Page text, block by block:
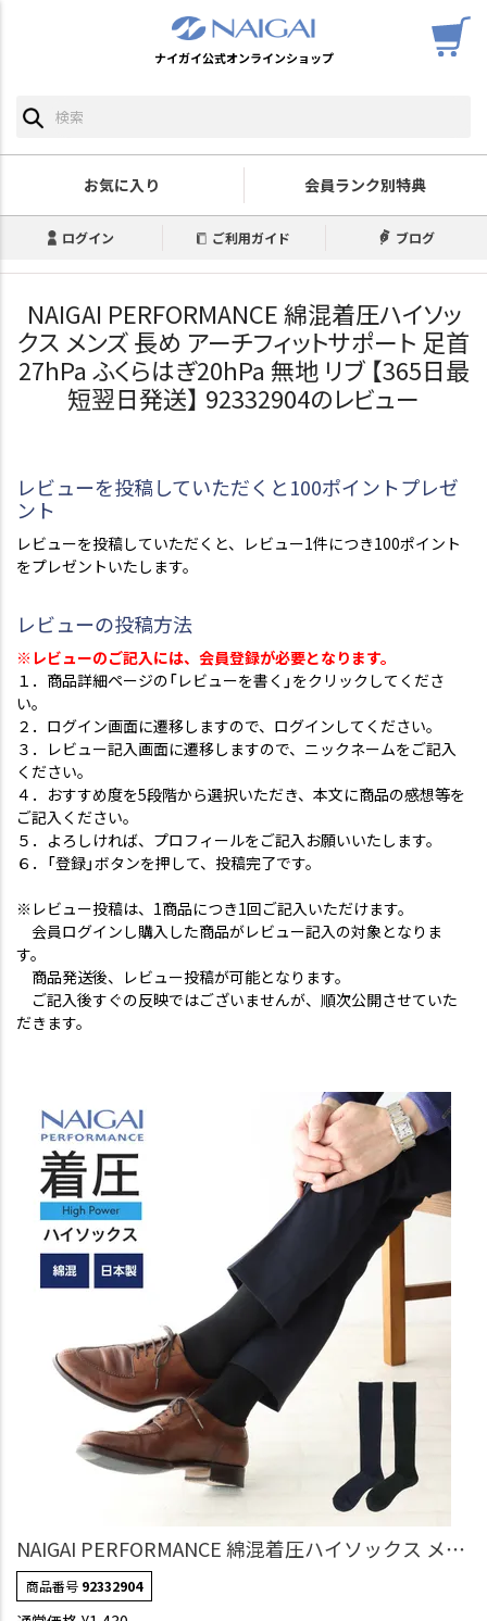
ナイガイ公式オンラインショップ
お気に入り 会員ランク別特典
ログイン ご利用ガイド ブログ
NAIGAI PERFORMANCE 綿混着圧ハイソッ
クス メンズ 長め アーチフィットサポート 足首
27hPa ふくらはぎ20hPa 無地 リブ 【365日最
短翌日発送】 92332904のレビュー
レビューを投稿していただくと100ポイントプレゼ
ント
レビューを投稿していただくと、レビュー1件につき100ポイント
をプレゼントいたします。
レビューの投稿方法
※レビューのご記入には、会員登録が必要となります。
１．商品詳細ページの「レビューを書く」をクリックしてくださ
い。
２．ログイン画面に遷移しますので、ログインしてください。
３．レビュー記入画面に遷移しますので、ニックネームをご記入
ください。
４．おすすめ度を5段階から選択いただき、本文に商品の感想等を
ご記入ください。
５．よろしければ、プロフィールをご記入お願いいたします。
６．「登録」ボタンを押して、投稿完了です。
※レビュー投稿は、1商品につき1回ご記入いただけます。
会員ログインし購入した商品がレビュー記入の対象となりま
す。
商品発送後、レビュー投稿が可能となります。
ご記入後すぐの反映ではございませんが、順次公開させていた
だきます。
NAIGAI PERFORMANCE 綿混着圧ハイソックス メン
ズ 長め アーチフィットサポート 足首27hPa ふくら
はぎ20hPa 無地 リブ 【365日最短翌日発送】
商品番号 92332904